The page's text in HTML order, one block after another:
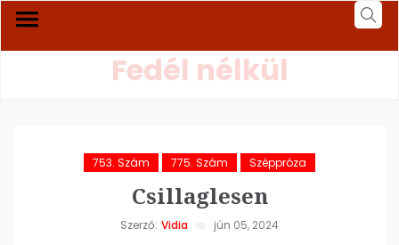
Fedél nélkül
753. Szám 775. Szám Széppróza
Csillaglesen
Szerző: Vidia jún 05, 2024